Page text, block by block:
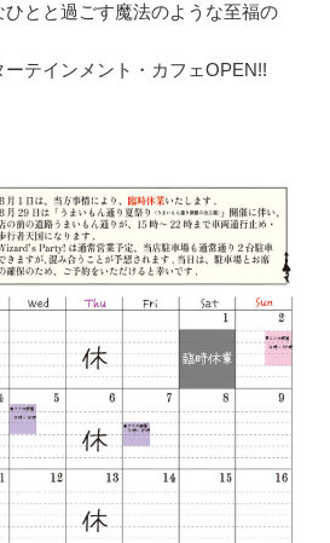
とと過ごす魔法のような至福の
テインメント・カフェOPEN!!